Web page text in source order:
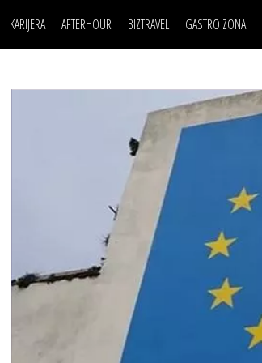
KARIJERA AFTERHOUR
AUTO SVET
WELLBEING
BIZTRAVEL GASTRO ZONA
POSAO
MOJ UGAO
FILM I SCENA
AUTO SVET
WELLBEING